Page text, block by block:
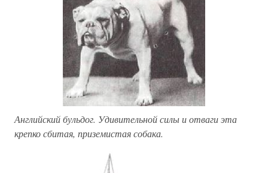
Английский бульдог. Удивительной силы и отваги эта
крепко сбитая, приземистая собака.